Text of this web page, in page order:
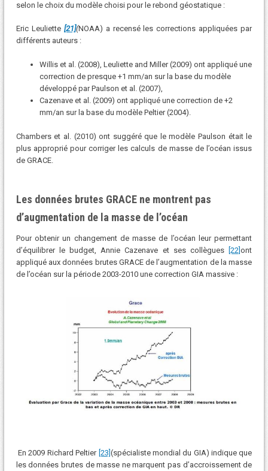
selon le choix du modèle choisi pour le rebond géostatique :
Eric Leuliette [21](NOAA) a recensé les corrections appliquées par
différents auteurs :
Willis et al. (2008), Leuliette and Miller (2009) ont appliqué une
correction de presque +1 mm/an sur la base du modèle
développé par Paulson et al. (2007),
Cazenave et al. (2009) ont appliqué une correction de +2
mm/an sur la base du modèle Peltier (2004).
Chambers et al. (2010) ont suggéré que le modèle Paulson était le
plus approprié pour corriger les calculs de masse de l’océan issus
de GRACE.
Les données brutes GRACE ne montrent pas
d’augmentation de la masse de l’océan
Pour obtenir un changement de masse de l’océan leur permettant
d’équilibrer le budget, Annie Cazenave et ses collègues [22]ont
appliqué aux données brutes GRACE de l’augmentation de la masse
de l’océan sur la période 2003-2010 une correction GIA massive :
En 2009 Richard Peltier [23](spécialiste mondial du GIA) indique que
les données brutes de masse ne marquent pas d’accroissement de